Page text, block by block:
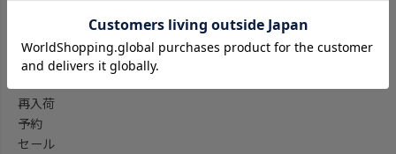
子供服をブランド一覧から探す
子供服をアイテム一覧から探す
ベビー服ギフト通販のCWTCH
再入荷
予約
セール